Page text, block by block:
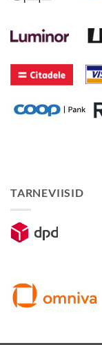
TARNEVIISID